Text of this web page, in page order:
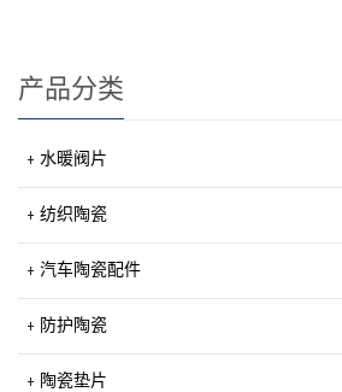
产品分类
水暖阀片
纺织陶瓷
汽车陶瓷配件
防护陶瓷
陶瓷垫片